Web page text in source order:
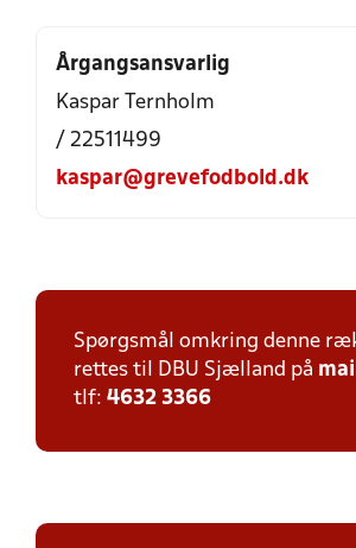
Årgangsansvarlig
Kaspar Ternholm
/ 22511499
kaspar@grevefodbold.dk
Spørgsmål omkring denne
rettes til DBU Sjælland på mail
tlf: 4632 3366